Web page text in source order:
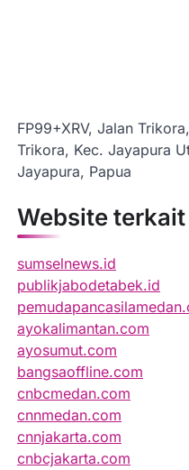
FP99+XRV, Jalan
Trikora, Kec. Jayapura
Jayapura, Papua
Website terkait
sumselnews.id
publikjabodetabek.id
ayokalimantan.com
ayosumut.com
bangsaoffline.com
cnbcmedan.com
cnnmedan.com
cnnjakarta.com
cnbcjakarta.com